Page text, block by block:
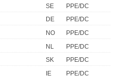
SE
PPE/DC
DE
PPE/DC
NO
PPE/DC
NL
PPE/DC
SK
PPE/DC
IE
PPE/DC